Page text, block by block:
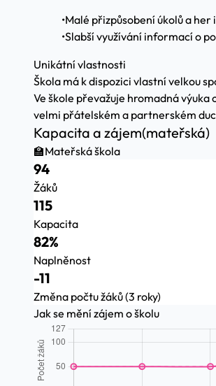
•Malé přizpůsobení úkolů a
•Slabší využívání informací o
Unikátní vlastnosti
Škola má k dispozici vlastní velkou
Ve škole převažuje hromadná
velmi přátelském a partnerském
Kapacita a zájem(mateřská)
🏫Mateřská škola
94
Žáků
115
Kapacita
82%
Naplněnost
-11
Změna počtu žáků (3 roky)
Jak se mění zájem o školu